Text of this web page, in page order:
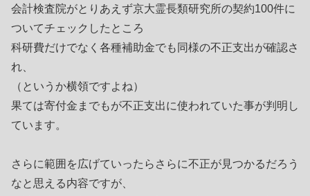
会計検査院がとりあえず京大霊長類研究所の契約100件に
ついてチェックしたところ
科研費だけでなく各種補助金でも同様の不正支出が確認さ
れ、
（というか横領ですよね）
果ては寄付金までもが不正支出に使われていた事が判明し
ています。
さらに範囲を広げていったらさらに不正が見つかるだろう
なと思える内容ですが、